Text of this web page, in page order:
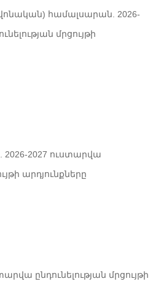
համալսարան. 2026-
մրցույթի
2027 ուստարվա
արդյունքները
ընդունելության մրցույթի